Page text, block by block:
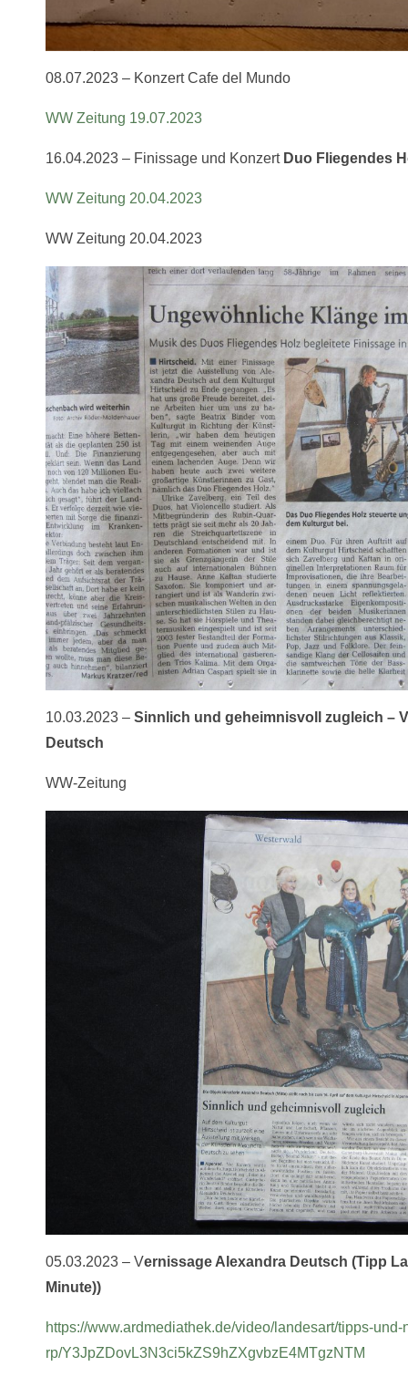
08.07.2023 – Konzert Cafe del Mundo
WW Zeitung 19.07.2023
16.04.2023 – Finissage und Konzert Duo Fliegendes
WW Zeitung 20.04.2023
WW Zeitung 20.04.2023
10.03.2023 – Sinnlich und geheimnisvoll zugleich –
Deutsch
WW-Zeitung
05.03.2023 – Vernissage Alexandra Deutsch (Tipp
Minute))
https://www.ardmediathek.de/video/landesart/tipps-
rp/Y3JpZDovL3N3ci5kZS9hZXgvbzE4MTgzNTM